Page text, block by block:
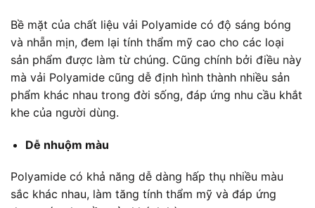
Bề mặt của chất liệu vải Polyamide có độ sáng bóng
và nhẵn mịn, đem lại tính thẩm mỹ cao cho các loại
sản phẩm được làm từ chúng. Cũng chính bởi điều này
mà vải Polyamide cũng dễ định hình thành nhiều sản
phẩm khác nhau trong đời sống, đáp ứng nhu cầu khắt
khe của người dùng.
Dễ nhuộm màu
Polyamide có khả năng dễ dàng hấp thụ nhiều màu
sắc khác nhau, làm tăng tính thẩm mỹ và đáp ứng